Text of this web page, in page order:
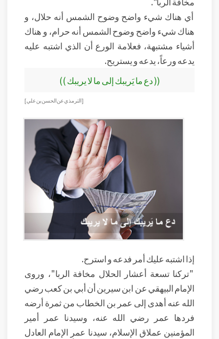
أي هناك شيء واضح وضوح الشمس أنه حلال، و
هناك شيء واضح وضوح الشمس أنه حرام، و هناك
أشياء مشتبهة، فعلامة الورع أن الذي اشتبه عليه
يدعه ورعاً، يدعه و يستريح.
(( دع ما يَريبك إلى ما لا يريبك ))
[الترمذي عن الحسن بن علي]
إذا اشتبه عليك أمر فدعه و استرح.
"تركنا تسعة أعشار الحلال مخافة الربا"، وروى
الإمام البيهقي عن ابن سيرين أن أبي بن كعب رضي
الله عنه أهدى إلى عمر بن الخطاب من ثمرة أرضه
فردها عمر رضي الله عنه، وسيدنا عمر أمير
المؤمنين عملاق الإسلام، سيدنا عمر الإمام العادل